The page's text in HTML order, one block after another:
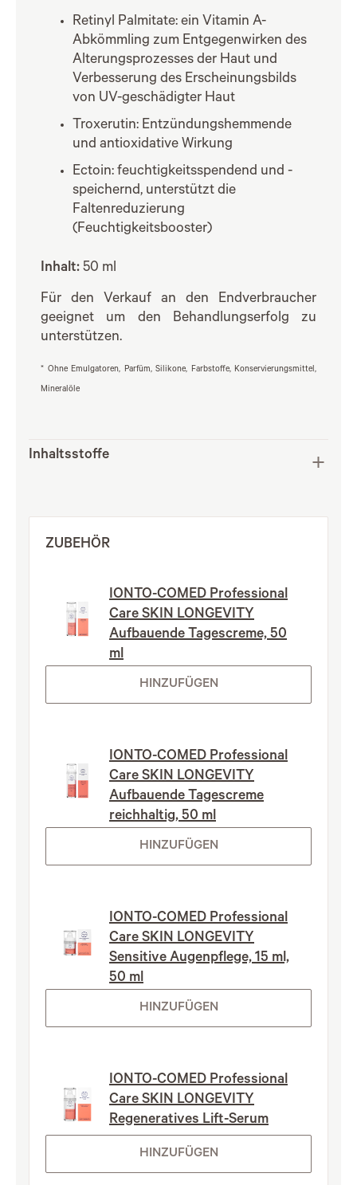
Retinyl Palmitate: ein Vitamin A-
Abkömmling zum Entgegenwirken des
Alterungsprozesses der Haut und
Verbesserung des Erscheinungsbilds
von UV-geschädigter Haut
Troxerutin: Entzündungshemmende
und antioxidative Wirkung
Ectoin: feuchtigkeitsspendend und -
speichernd, unterstützt die
Faltenreduzierung
(Feuchtigkeitsbooster)
Inhalt: 50 ml
Für den Verkauf an den Endverbraucher
geeignet um den Behandlungserfolg zu
unterstützen.
* Ohne Emulgatoren, Parfüm, Silikone, Farbstoffe, Konservierungsmittel,
Mineralöle
Inhaltsstoffe
ZUBEHÖR
IONTO-COMED Professional
Care SKIN LONGEVITY
Aufbauende Tagescreme, 50
ml
HINZUFÜGEN
IONTO-COMED Professional
Care SKIN LONGEVITY
Aufbauende Tagescreme
reichhaltig, 50 ml
HINZUFÜGEN
IONTO-COMED Professional
Care SKIN LONGEVITY
Sensitive Augenpflege, 15 ml,
50 ml
HINZUFÜGEN
IONTO-COMED Professional
Care SKIN LONGEVITY
Regeneratives Lift-Serum
HINZUFÜGEN